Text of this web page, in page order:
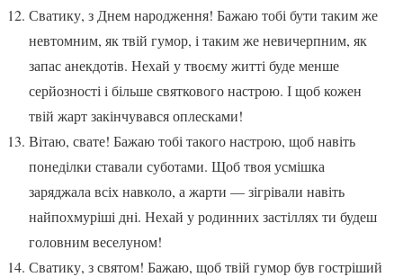
Сватику, з Днем народження! Бажаю тобі бути таким же
невтомним, як твій гумор, і таким же невичерпним, як
запас анекдотів. Нехай у твоєму житті буде менше
серйозності і більше святкового настрою. І щоб кожен
твій жарт закінчувався оплесками!
Вітаю, свате! Бажаю тобі такого настрою, щоб навіть
понеділки ставали суботами. Щоб твоя усмішка
заряджала всіх навколо, а жарти — зігрівали навіть
найпохмуріші дні. Нехай у родинних застіллях ти будеш
головним веселуном!
Сватику, з святом! Бажаю, щоб твій гумор був гостріший